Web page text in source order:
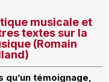
musicale et
textes sur la
(Romain
qu’un témoignage,